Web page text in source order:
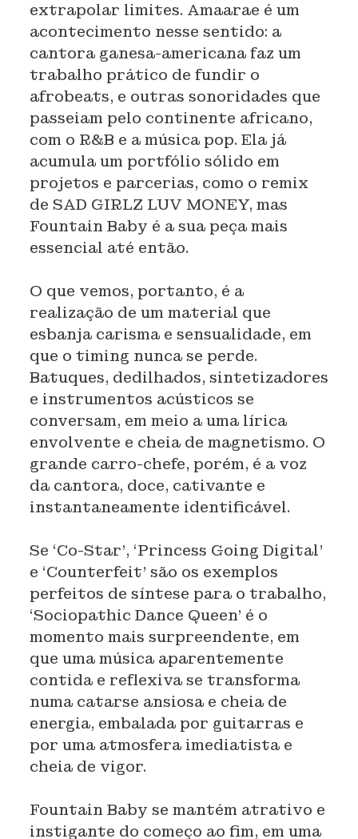
extrapolar limites. Amaarae é um
acontecimento nesse sentido: a
cantora ganesa-americana faz um
trabalho prático de fundir o
afrobeats, e outras sonoridades que
passeiam pelo continente africano,
com o R&B e a música pop. Ela já
acumula um portfólio sólido em
projetos e parcerias, como o remix
de SAD GIRLZ LUV MONEY, mas
Fountain Baby é a sua peça mais
essencial até então.
O que vemos, portanto, é a
realização de um material que
esbanja carisma e sensualidade, em
que o timing nunca se perde.
Batuques, dedilhados, sintetizadores
e instrumentos acústicos se
conversam, em meio a uma lírica
envolvente e cheia de magnetismo. O
grande carro-chefe, porém, é a voz
da cantora, doce, cativante e
instantaneamente identificável.
Se ‘Co-Star’, ‘Princess Going Digital’
e ‘Counterfeit’ são os exemplos
perfeitos de síntese para o trabalho,
‘Sociopathic Dance Queen’ é o
momento mais surpreendente, em
que uma música aparentemente
contida e reflexiva se transforma
numa catarse ansiosa e cheia de
energia, embalada por guitarras e
por uma atmosfera imediatista e
cheia de vigor.
Fountain Baby se mantém atrativo e
instigante do começo ao fim, em uma